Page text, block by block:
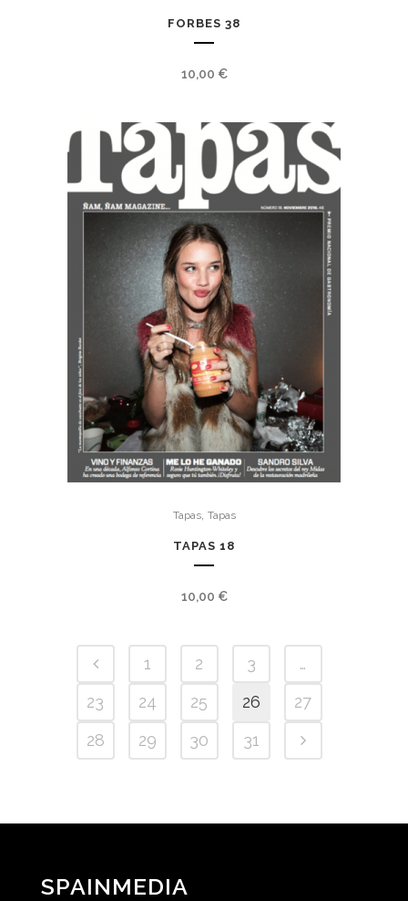
FORBES 38
10,00 €
Tapas, Tapas
TAPAS 18
10,00 €
1 2 3
…
23
24 25 26
27
28
29 30 31
SPAINMEDIA